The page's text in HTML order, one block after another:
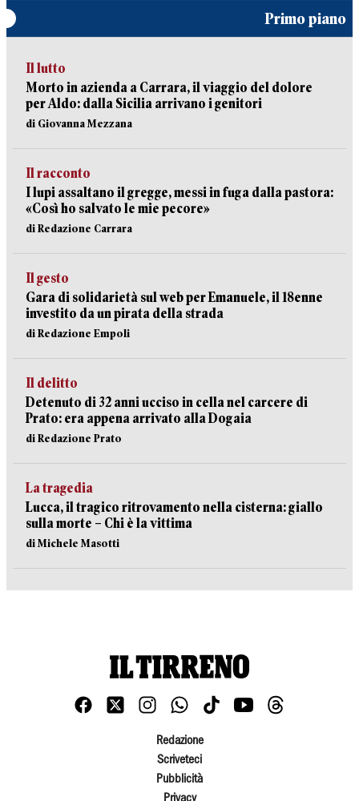
Primo piano
Il lutto
Morto in azienda a Carrara, il viaggio del dolore
per Aldo: dalla Sicilia arrivano i genitori
di Giovanna Mezzana
Il racconto
I lupi assaltano il gregge, messi in fuga dalla pastora:
«Così ho salvato le mie pecore»
di Redazione Carrara
Il gesto
Gara di solidarietà sul web per Emanuele, il 18enne
investito da un pirata della strada
di Redazione Empoli
Il delitto
Detenuto di 32 anni ucciso in cella nel carcere di
Prato: era appena arrivato alla Dogaia
di Redazione Prato
La tragedia
Lucca, il tragico ritrovamento nella cisterna: giallo
sulla morte – Chi è la vittima
di Michele Masotti
Redazione
Scriveteci
Pubblicità
Privacy